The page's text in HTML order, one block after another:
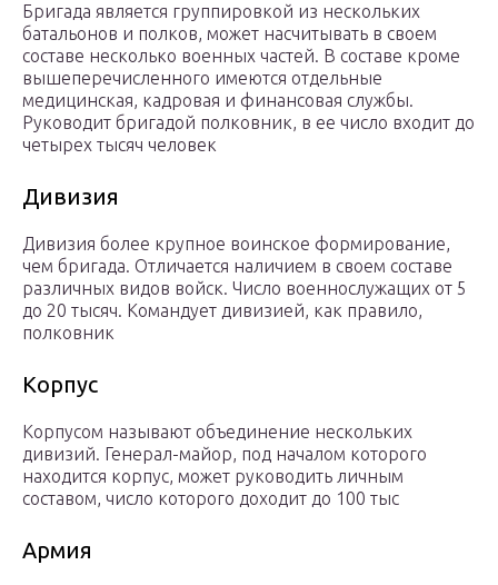
Бригада является группировкой из нескольких
батальонов и полков, может насчитывать в своем
составе несколько военных частей. В составе кроме
вышеперечисленного имеются отдельные
медицинская, кадровая и финансовая службы.
Руководит бригадой полковник, в ее число входит до
четырех тысяч человек
Дивизия
Дивизия более крупное воинское формирование,
чем бригада. Отличается наличием в своем составе
различных видов войск. Число военнослужащих от 5
до 20 тысяч. Командует дивизией, как правило,
полковник
Корпус
Корпусом называют объединение нескольких
дивизий. Генерал-майор, под началом которого
находится корпус, может руководить личным
составом, число которого доходит до 100 тыс
Армия